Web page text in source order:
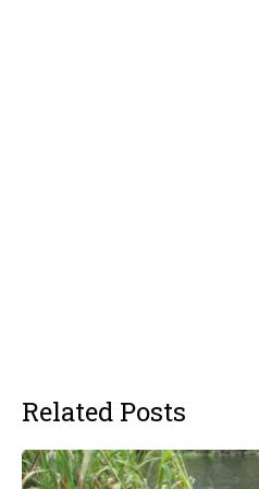
Related Posts